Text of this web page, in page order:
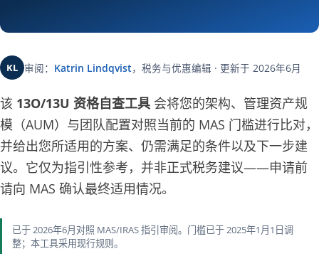
KL 审阅： Katrin Lindqvist，税务与优惠编辑 · 更新于 2026年6月
该 13O/13U 资格自查工具 会将您的架构、管理资产规
模（AUM）与团队配置对照当前的 MAS 门槛进行比对，
并给出您所适用的方案、仍需满足的条件以及下一步建
议。它仅为指引性参考，并非正式税务建议——申请前
请向 MAS 确认最终适用情况。
已于 2026年6月对照 MAS/IRAS 指引审阅。门槛已于 2025年1月1日调
整；本工具采用现行规则。